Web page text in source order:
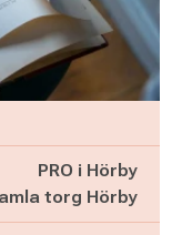
PRO i Hörby
torg Hörby